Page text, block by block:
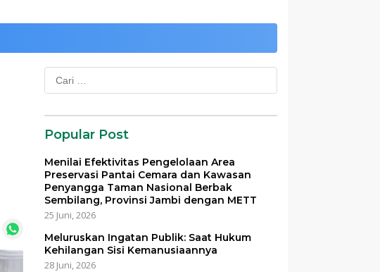
Cari
untuk:
Popular Post
Menilai Efektivitas Pengelolaan Area
Preservasi Pantai Cemara dan Kawasan
Penyangga Taman Nasional Berbak
Sembilang, Provinsi Jambi dengan METT
25 Juni, 2026
Meluruskan Ingatan Publik: Saat Hukum
Kehilangan Sisi Kemanusiaannya
28 Juni, 2026